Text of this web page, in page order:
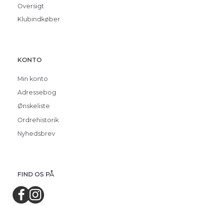
Oversigt
Klubindkøber
KONTO
Min konto
Adressebog
Ønskeliste
Ordrehistorik
Nyhedsbrev
FIND OS PÅ